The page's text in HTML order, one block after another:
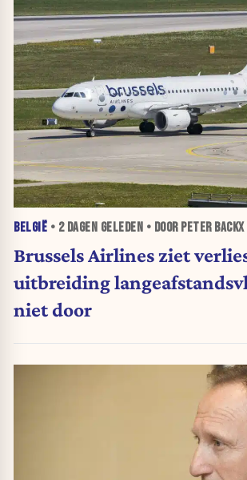
BELGIË • 2 DAGEN GELEDEN • DOOR PETER BACKX
Brussels Airlines ziet
uitbreiding
niet door